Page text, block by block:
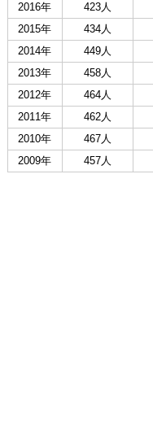
2016年
423人
2015年
434人
2014年
449人
2013年
458人
2012年
464人
2011年
462人
2010年
467人
2009年
457人